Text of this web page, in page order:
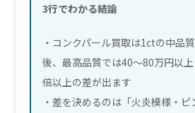
3行でわかる結論
・コンクパール買取は1ctの中品
後、最高品質では40〜80万円以
倍以上の差が出ます
・差を決めるのは「火炎模様・